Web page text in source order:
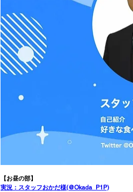
【お昼の部】
実況：スタッフおかだ様(@Okada_P1P)